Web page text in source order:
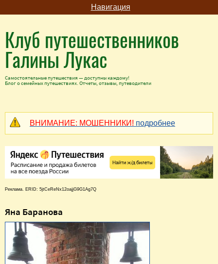
Навигация
Клуб путешественников
Галины Лукас
Самостоятельные путешествия — доступны каждому!
Блог о семейных путешествиях. Отчеты, отзывы, путеводители
ВНИМАНИЕ: МОШЕННИКИ! подробнее
Реклама. ERID: 5jtCeReNx12oajjG9G1Ag7Q
Яна Баранова